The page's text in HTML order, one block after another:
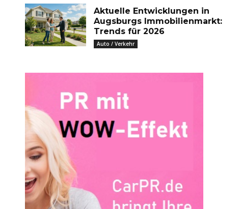
Aktuelle Entwicklungen in
Augsburgs Immobilienmarkt:
Trends für 2026
Auto / Verkehr